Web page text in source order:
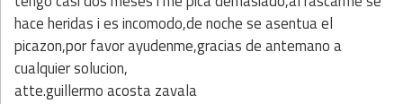
hace heridas i es incomodo,de noche se asentua el
picazon,por favor ayudenme,gracias de antemano a
cualquier solucion,
atte.guillermo acosta zavala